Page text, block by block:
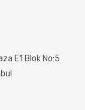
E1 Blok No:5